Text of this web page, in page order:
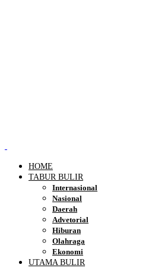
HOME
TABUR BULIR
Internasional
Nasional
Daerah
Advetorial
Hiburan
Olahraga
Ekonomi
UTAMA BULIR